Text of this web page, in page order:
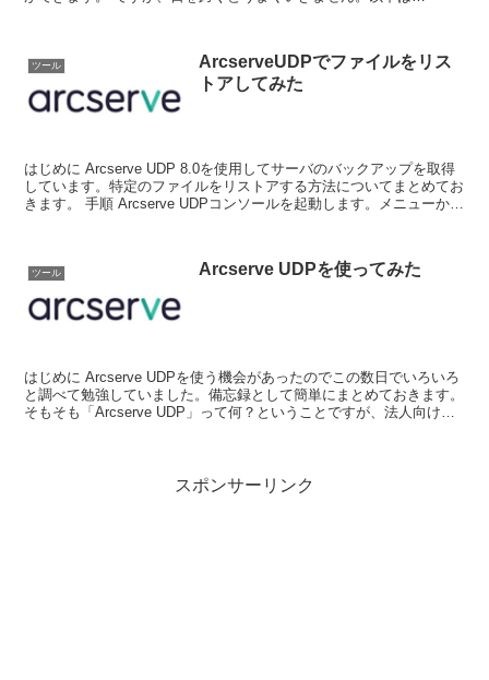
ツール
ArcserveUDPでファイルをリス
トアしてみた
はじめに Arcserve UDP 8.0を使用してサーバのバックアップを取得
しています。特定のファイルをリストアする方法についてまとめてお
きます。 手順 Arcserve UDPコンソールを起動します。メニューから
ツール Arcserve UDPを使ってみた
はじめに Arcserve UDPを使う機会があったのでこの数日でいろいろ
と調べて勉強していました。備忘録として簡単にまとめておきます。
そもそも「Arcserve UDP」って何？ということですが、法人向けの
スポンサーリンク